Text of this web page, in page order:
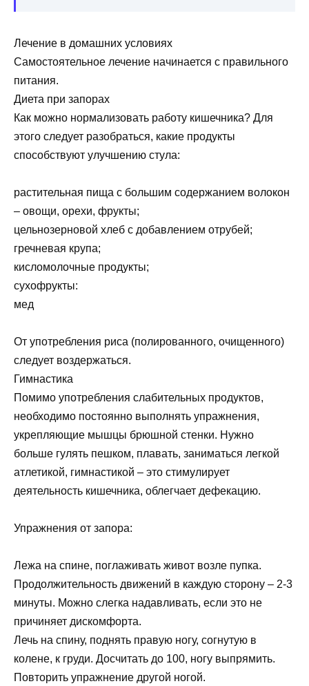
Лечение в домашних условиях
Самостоятельное лечение начинается с правильного
питания.
Диета при запорах
Как можно нормализовать работу кишечника? Для
этого следует разобраться, какие продукты
способствуют улучшению стула:
растительная пища с большим содержанием волокон
– овощи, орехи, фрукты;
цельнозерновой хлеб с добавлением отрубей;
гречневая крупа;
кисломолочные продукты;
сухофрукты:
мед
От употребления риса (полированного, очищенного)
следует воздержаться.
Гимнастика
Помимо употребления слабительных продуктов,
необходимо постоянно выполнять упражнения,
укрепляющие мышцы брюшной стенки. Нужно
больше гулять пешком, плавать, заниматься легкой
атлетикой, гимнастикой – это стимулирует
деятельность кишечника, облегчает дефекацию.
Упражнения от запора:
Лежа на спине, поглаживать живот возле пупка.
Продолжительность движений в каждую сторону – 2-3
минуты. Можно слегка надавливать, если это не
причиняет дискомфорта.
Лечь на спину, поднять правую ногу, согнутую в
колене, к груди. Досчитать до 100, ногу выпрямить.
Повторить упражнение другой ногой.